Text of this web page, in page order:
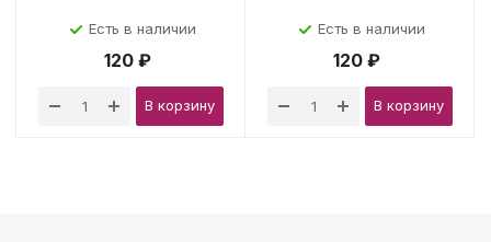
Есть в наличии
120 ₽
В корзину
Есть в наличии
120 ₽
В корзину